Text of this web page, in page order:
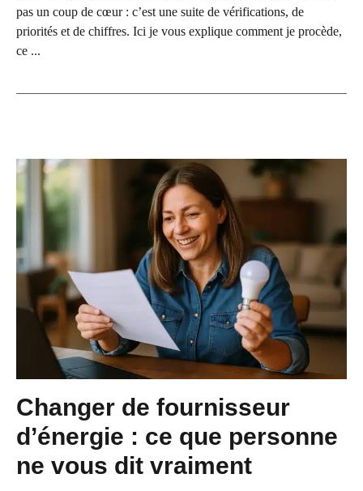
pas un coup de cœur : c’est une suite de vérifications, de
priorités et de chiffres. Ici je vous explique comment je procède,
ce ...
Changer de fournisseur
d’énergie : ce que personne
ne vous dit vraiment